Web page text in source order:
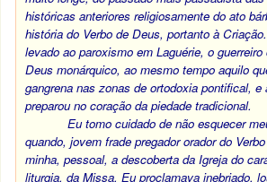
históricas anteriores religiosamente do ato
história do Verbo de Deus, portanto à
levado ao paroxismo em Laguérie, o
Deus monárquico, ao mesmo tempo aquilo
gangrena nas zonas de ortodoxia pontifical, e
preparou no coração da piedade tradicional.
Eu tomo cuidado de não esquecer
quando, jovem frade pregador orador do
minha, pessoal, a descoberta da Igreja do
liturgia, da Missa. Eu proclamava inebriado,